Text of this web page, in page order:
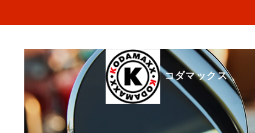
コダマックス